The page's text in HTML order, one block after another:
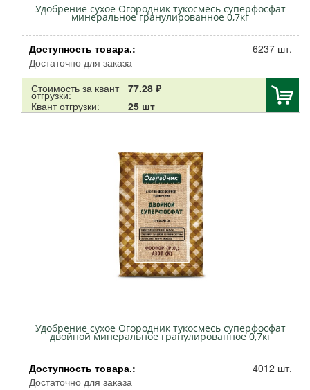
Удобрение сухое Огородник тукосмесь суперфосфат
минеральное гранулированное 0,7кг
Доступность товара.:
Достаточно для заказа
6237 шт.
Стоимость за квант
отгрузки:
77.28 ₽
Квант отгрузки:
25 шт
Удобрение сухое Огородник тукосмесь суперфосфат
двойной минеральное гранулированное 0,7кг
Доступность товара.:
Достаточно для заказа
4012 шт.